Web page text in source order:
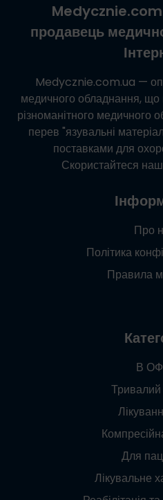
продавець
Medycznie.com.ua —
медичного обладнання,
різноманітного медичного
перев "язувальні
поставками для
Скористайтеся
Про
Політика
Правила
В
Тривалий
Для
Лікувальне